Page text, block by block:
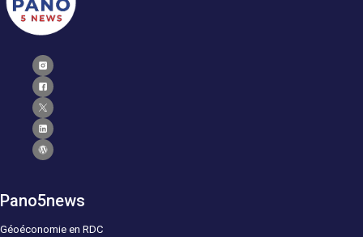
Pano5news
Géoéconomie en RDC